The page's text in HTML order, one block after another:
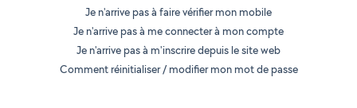
Je n'arrive pas à faire vérifier mon mobile
Je n'arrive pas à me connecter à mon compte
Je n'arrive pas à m'inscrire depuis le site web
Comment réinitialiser / modifier mon mot de passe